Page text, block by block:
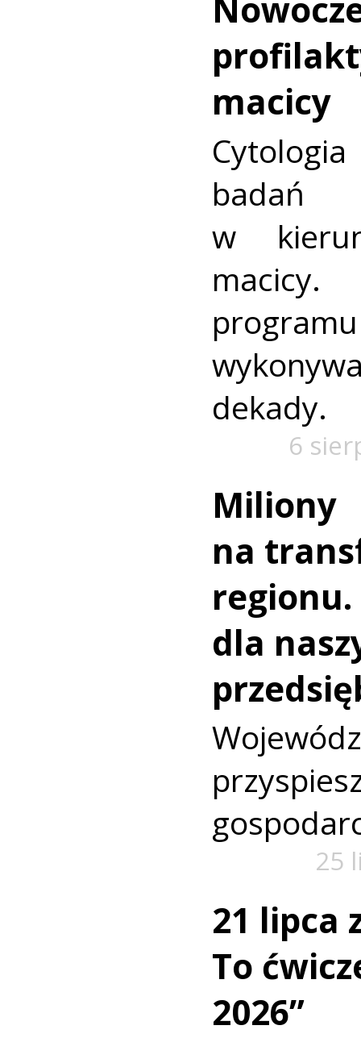
macicy
badań
w
dekady.
6
Miliony
na
regionu.
dla
25
21 lipca
To
2026”